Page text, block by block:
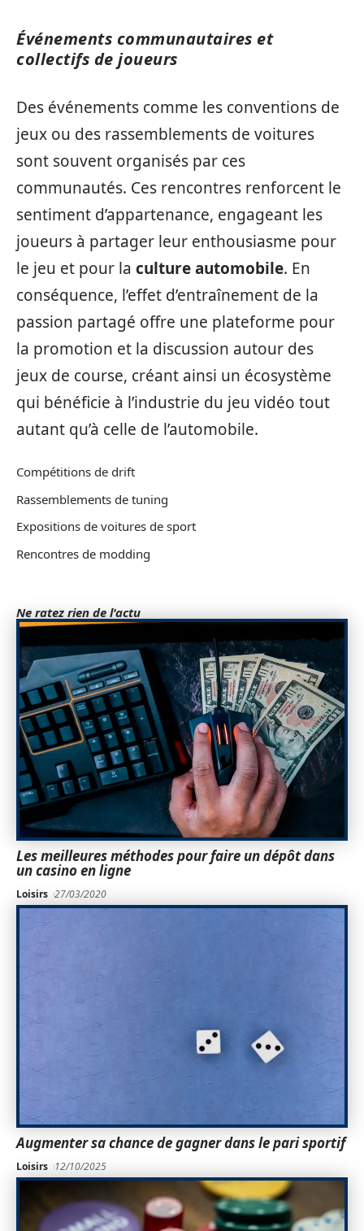
Événements communautaires et
collectifs de joueurs
Des événements comme les conventions de
jeux ou des rassemblements de voitures
sont souvent organisés par ces
communautés. Ces rencontres renforcent le
sentiment d’appartenance, engageant les
joueurs à partager leur enthousiasme pour
le jeu et pour la culture automobile. En
conséquence, l’effet d’entraînement de la
passion partagé offre une plateforme pour
la promotion et la discussion autour des
jeux de course, créant ainsi un écosystème
qui bénéficie à l’industrie du jeu vidéo tout
autant qu’à celle de l’automobile.
Compétitions de drift
Rassemblements de tuning
Expositions de voitures de sport
Rencontres de modding
Ne ratez rien de l'actu
Les meilleures méthodes pour faire un dépôt dans
un casino en ligne
Loisirs 27/03/2020
Augmenter sa chance de gagner dans le pari sportif
Loisirs 12/10/2025